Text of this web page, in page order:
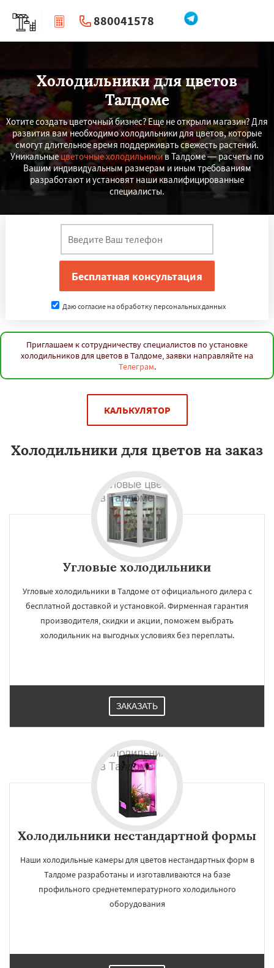
880041578
| Перезвоните мне
Холодильники для цветов
Талдоме
Хотите создать цветочный бизнес? Еще не открыли магазин? Для
развития вам необходимо холодильники для цветов, которые
смогут длительное время поддерживать свежесть растений.
Уникальные цветочные холодильникив Талдоме ― расчеты по
Вашим индивидуальным размерам и иным требованиям
разработают и установят наши квалифицированные
специалисты.
Даю согласие на обработку персональных данных
Приглашаем к сотрудничеству специалистов по установке
холодильников для цветов в Талдоме, заявки направляйте на
Телеграм.
КАЛЬКУЛЯТОР
Холодильники для цветов на заказ
Угловые холодильники
Угловые холодильники в Талдоме от официального дилера с
бесплатной доставкой и установкой. Фирменная гарантия
производителя, скидки и акции, поможем выбрать
холодильник на выгодных условиях без переплаты.
ЗАКАЗАТЬ
Холодильники нестандартной формы
Наши холодильные камеры для цветов нестандартных форм в
Талдоме разработаны и изготавливаются на базе
профильного среднетемпературного холодильного
оборудования